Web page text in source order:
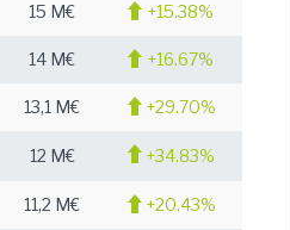
15 M€ +15.38%
14 M€ +16.67%
13,1 M€ +29.70%
12 M€ +34.83%
11,2 M€ +20.43%